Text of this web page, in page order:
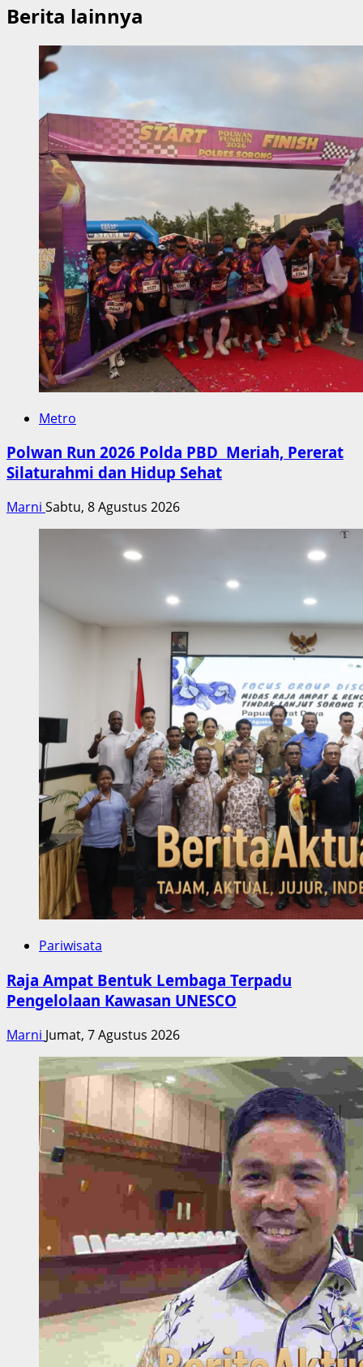
Berita lainnya
Metro
Polwan Run 2026 Polda PBD Meriah, Pererat
Silaturahmi dan Hidup Sehat
Marni Sabtu, 8 Agustus 2026
Pariwisata
Raja Ampat Bentuk Lembaga Terpadu
Pengelolaan Kawasan UNESCO
Marni Jumat, 7 Agustus 2026